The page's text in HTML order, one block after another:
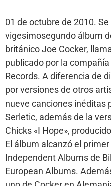
01 de octubre de 2010. Se
vigesimosegundo álbum
británico Joe Cocker,
publicado por la
Records. A diferencia de
por versiones de otros
nueve canciones inéditas
Serletic, además de la
Chicks «I Hope»,
El álbum alcanzó el
Independent Albums de
European Albums.